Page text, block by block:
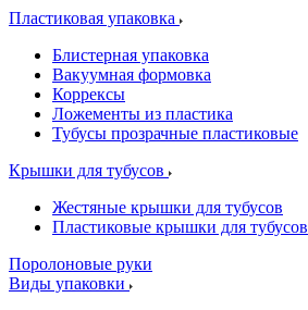
Пластиковая упаковка
Блистерная упаковка
Вакуумная формовка
Коррексы
Ложементы из пластика
Тубусы прозрачные пластиковые
Крышки для тубусов
Жестяные крышки для тубусов
Пластиковые крышки для тубусов
Поролоновые руки
Виды упаковки